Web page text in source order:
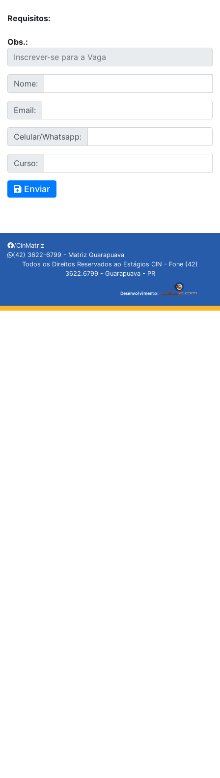
Requisitos:
Obs.:
Nome:
Email:
Celular/Whatsapp:
Curso:
Enviar
/CinMatriz
(42) 3622-6799 - Matriz Guarapuava
Todos os Direitos Reservados ao Estágios CIN - Fone (42)
3622.6799 - Guarapuava - PR